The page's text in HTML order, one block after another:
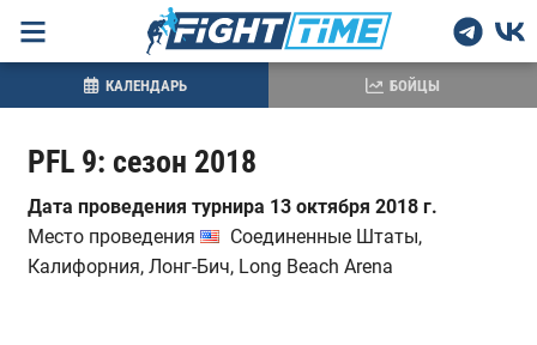
PFL 9: сезон 2018
Дата проведения турнира 13 октября 2018 г.
Место проведения
Соединенные Штаты,
Калифорния, Лонг-Бич, Long Beach Arena
КАЛЕНДАРЬ БОЙЦЫ